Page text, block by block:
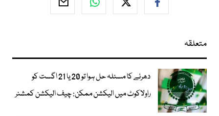
متعلقہ
دھرنے کا مسئلہ حل ہوا تو 20 یا 21 اگست کو
راولاکوٹ میں الیکشن ممکن: چیف الیکشن کمشنر